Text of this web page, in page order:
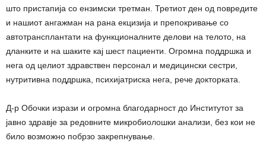
што пристапија со ензимски третман. Третиот ден од повредите
и нашиот ангажман на рана екцизија и препокривање со
автотрансплантати на функционалните делови на телото, на
дланките и на шаките кај шест пациенти. Огромна поддршка и
нега од целиот здравствен персонал и медицински сестри,
нутритивна поддршка, психијатриска нега, рече докторката.
Д-р Обочки изрази и огромна благодарност до Институтот за
јавно здравје за редовните микробиолошки анализи, без кои не
било возможно побрзо закрепнување.